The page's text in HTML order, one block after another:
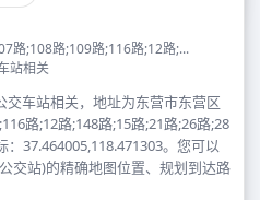
路;108路;109路;116路;12路;...
站相关
交车站相关，地址为东营市东营区
路;12路;148路;15路;21路;26路;28
37.464005,118.471303。您可以
交站)的精确地图位置、规划到达路